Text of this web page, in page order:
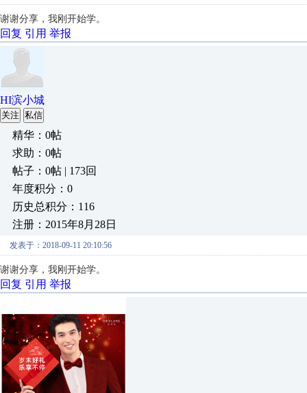
谢谢分享，我刚开始学。
回复 引用 举报
HI滨小城
关注 私信
精华：0帖
求助：0帖
帖子：0帖 | 173回
年度积分：0
历史总积分：116
注册：2015年8月28日
发表于：2018-09-11 20:10:56
谢谢分享，我刚开始学。
回复 引用 举报